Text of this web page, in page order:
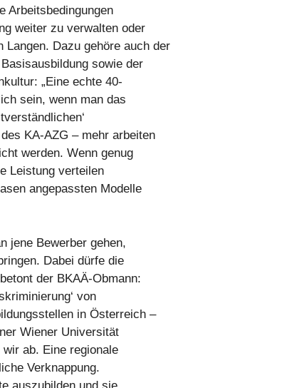
Arbeitsbedingungen
weiter zu verwalten oder
Langen. Dazu gehöre auch der
sowie der
„Eine echte 40-
sein, wenn man das
KA-AZG – mehr arbeiten
werden. Wenn genug
Leistung verteilen
angepassten Modelle
jene Bewerber gehen,
Dabei dürfe die
der BKAÄ-Obmann:
von
in Österreich –
Wiener Universität
ab. Eine regionale
Verknappung.
auszubilden und sie